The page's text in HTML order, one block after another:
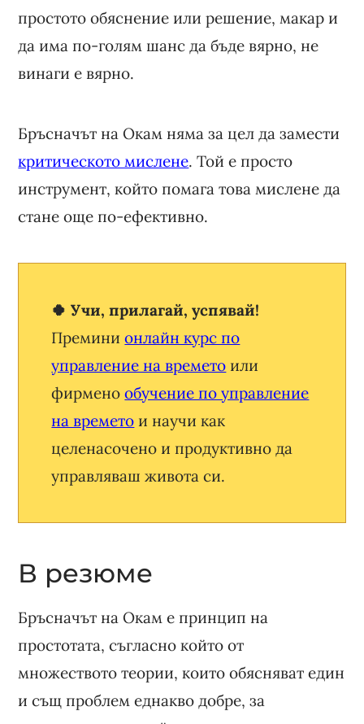
простото обяснение или решение, макар и
да има по-голям шанс да бъде вярно, не
винаги е вярно.
Бръсначът на Окам няма за цел да замести
критическото мислене. Той е просто
инструмент, който помага това мислене да
стане още по-ефективно.
🍀 Учи, прилагай, успявай!
Преминионлайн курс по
управление на времето или
фирменообучение по управление
на времето и научи как
целенасочено и продуктивно да
управляваш живота си.
В резюме
Бръсначът на Окам е принцип на
простотата, съгласно който от
множеството теории, които обясняват един
и същ проблем еднакво добре, за